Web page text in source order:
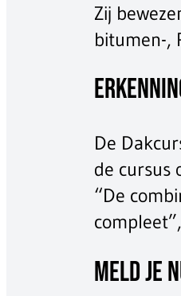
Zij
bitumen-,
De
de cursus
“De
Meld je